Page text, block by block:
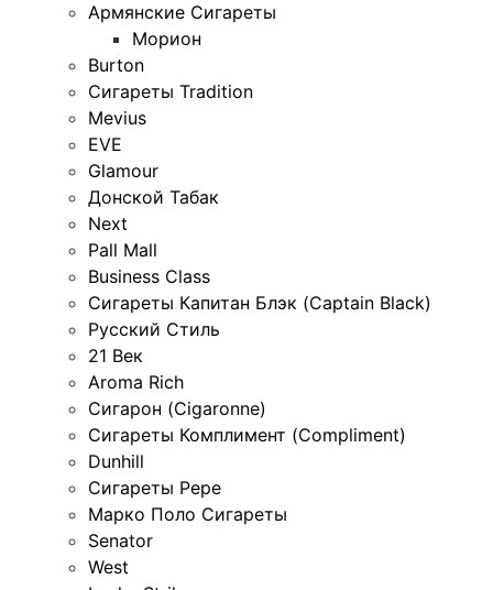
Армянские Сигареты
Морион
Burton
Сигареты Tradition
Mevius
EVE
Glamour
Донской Табак
Next
Pall Mall
Business Class
Сигареты Капитан Блэк (Captain Black)
Русский Стиль
21 Век
Aroma Rich
Сигарон (Cigaronne)
Сигареты Комплимент (Compliment)
Dunhill
Сигареты Pepe
Марко Поло Сигареты
Senator
West